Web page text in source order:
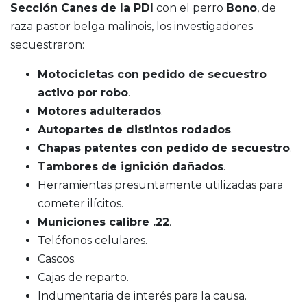
Sección Canes de la PDI con el perro Bono, de
raza pastor belga malinois, los investigadores
secuestraron:
Motocicletas con pedido de secuestro
activo por robo.
Motores adulterados.
Autopartes de distintos rodados.
Chapas patentes con pedido de secuestro.
Tambores de ignición dañados.
Herramientas presuntamente utilizadas para
cometer ilícitos.
Municiones calibre .22.
Teléfonos celulares.
Cascos.
Cajas de reparto.
Indumentaria de interés para la causa.